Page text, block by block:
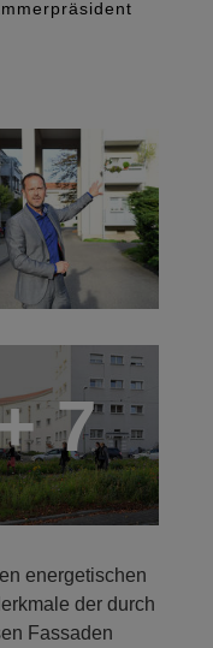
7
energetischen
der durch
Fassaden